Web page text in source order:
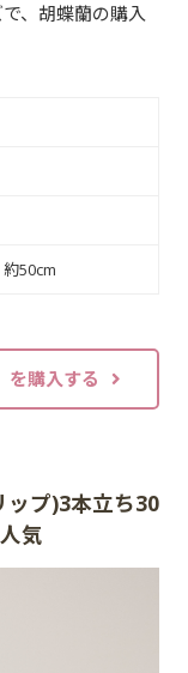
、胡蝶蘭の購入
50cm
を購入する
ップ)3本立ち30
気